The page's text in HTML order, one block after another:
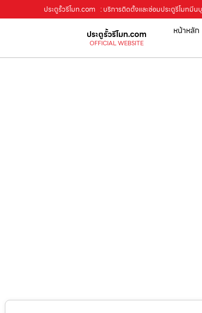
ประตูรั้วรีโมท.com : บริการติดตั้งและซ่อมประตูรีโมทมีน
ประตูรั้วรีโมท.com
OFFICIAL WEBSITE
หน้าหลัก